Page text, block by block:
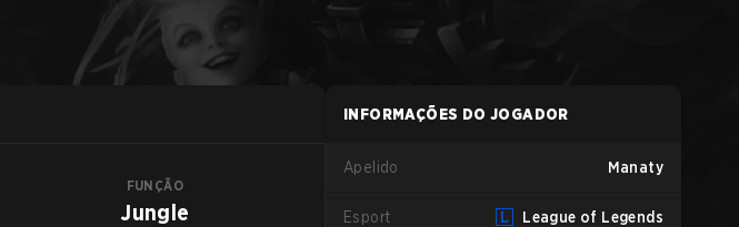
FUNÇÃO
Jungle
INFORMAÇÕES DO JOGADOR
Apelido Manaty
Esport League of Legends